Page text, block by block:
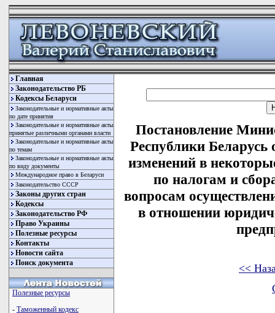
Главная
Законодательство РБ
Кодексы Беларуси
Законодательные и нормативные акты
по дате принятия
Законодательные и нормативные акты
принятые различными органами власти
Законодательные и нормативные акты
по темам
Законодательные и нормативные акты
по виду документы
Международное право в Беларуси
Законодательство СССР
Законы других стран
Кодексы
Законодательство РФ
Право Украины
Полезные ресурсы
Контакты
Новости сайта
Поиск документа
Полезные ресурсы
- Таможенный кодекс
Постановление
Республики
изменений в
по налогам и
вопросам
в отношении
<<